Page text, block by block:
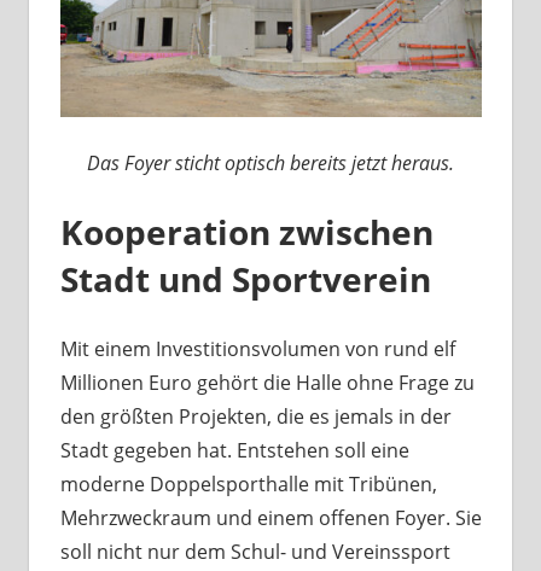
Das Foyer sticht optisch bereits jetzt heraus.
Kooperation zwischen
Stadt und Sportverein
Mit einem Investitionsvolumen von rund elf
Millionen Euro gehört die Halle ohne Frage zu
den größten Projekten, die es jemals in der
Stadt gegeben hat. Entstehen soll eine
moderne Doppelsporthalle mit Tribünen,
Mehrzweckraum und einem offenen Foyer. Sie
soll nicht nur dem Schul- und Vereinssport